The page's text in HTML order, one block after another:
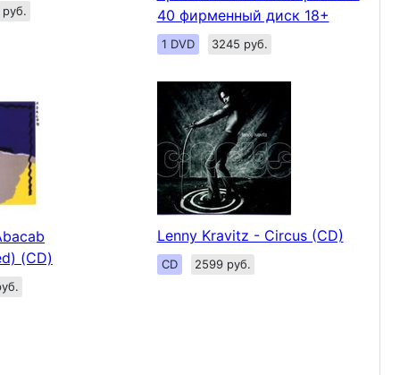
40 фирменный диск 18+
1 DVD 3245 руб.
(CD)
Lenny Kravitz - Circus (CD)
CD 2599 руб.